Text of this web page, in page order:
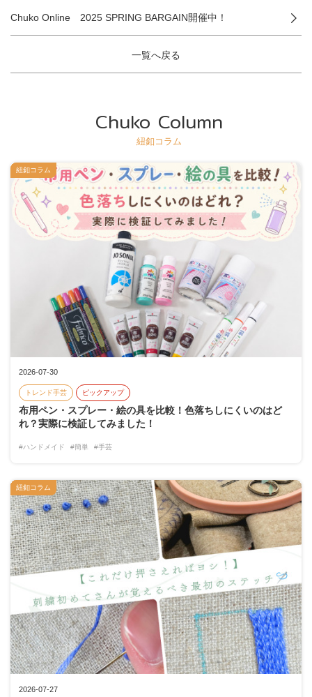
一覧へ戻る
Chuko Online 2025 SPRING BARGAIN開催中！
Chuko Column
紐釦コラム
2026-07-30
トレンド手芸 ピックアップ
布用ペン・スプレー・絵の具を比較！色落ちしにくいのはど
れ？実際に検証してみました！
#ハンドメイド #簡単 #手芸
紐釦コラム
2026-07-27
紐釦コラム